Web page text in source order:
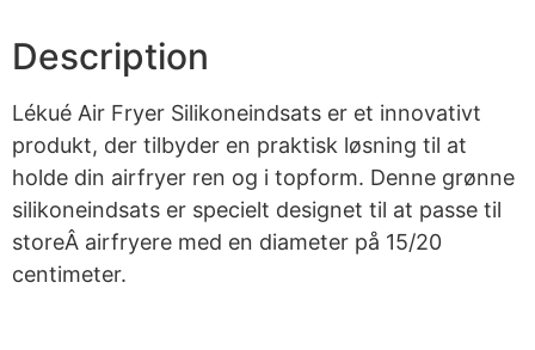
Description
Lékué Air Fryer Silikoneindsats er et innovativt
produkt, der tilbyder en praktisk løsning til at
holde din airfryer ren og i topform. Denne grønne
silikoneindsats er specielt designet til at passe til
storeÂ airfryere med en diameter på 15/20
centimeter.